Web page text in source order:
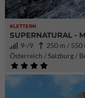
KLETTERN
SUPERNATURAL -
9-/9
250 m / 550
Österreich / Salzburg /